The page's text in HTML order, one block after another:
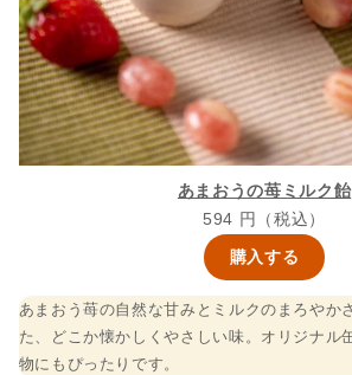
あまおうの苺ミルク飴
594 円（税込）
購入する
あまおう苺の自然な甘みとミルクのまろやか
た、どこか懐かしくやさしい味。オリジナル
物にもぴったりです。